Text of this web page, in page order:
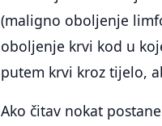
(maligno oboljenje
oboljenje krvi kod u
putem krvi kroz tijelo,
Ako čitav nokat